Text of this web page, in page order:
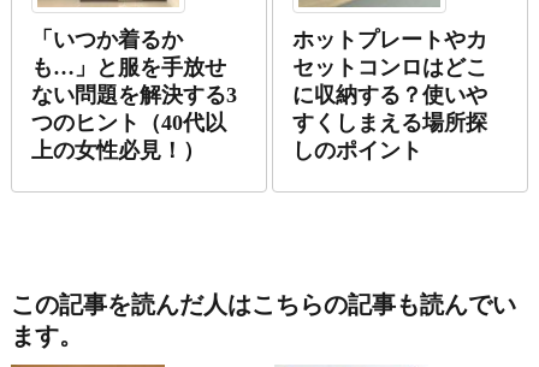
「いつか着るか
も…」と服を手放せ
ない問題を解決する3
つのヒント（40代以
上の女性必見！）
ホットプレートやカ
セットコンロはどこ
に収納する？使いや
すくしまえる場所探
しのポイント
この記事を読んだ人はこちらの記事も読んでい
ます。